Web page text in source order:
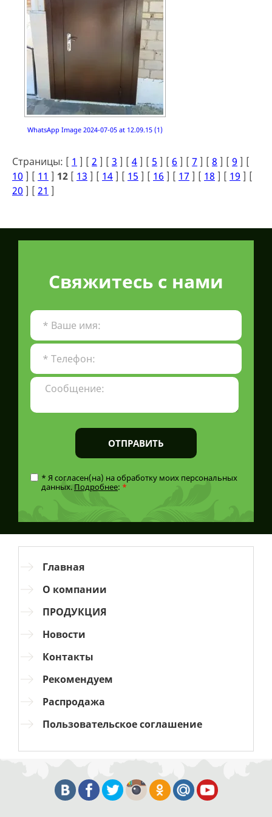
WhatsApp Image 2024-07-05 at 12.09.15 (1)
Страницы: [ 1 ] [ 2 ] [ 3 ] [ 4 ] [ 5 ] [ 6 ] [ 7 ] [ 8 ] [ 9 ] [
10 ] [ 11 ] 12 [ 13 ] [ 14 ] [ 15 ] [ 16 ] [ 17 ] [ 18 ] [ 19 ] [
20 ] [ 21 ]
Свяжитесь с нами
ОТПРАВИТЬ
* Я согласен(на) на обработку моих персональных
данных. Подробнее: *
Главная
О компании
ПРОДУКЦИЯ
Новости
Контакты
Рекомендуем
Распродажа
Пользовательское соглашение